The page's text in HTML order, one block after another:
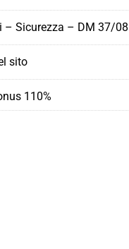
– Sicurezza – DM 37/08
sito
110%